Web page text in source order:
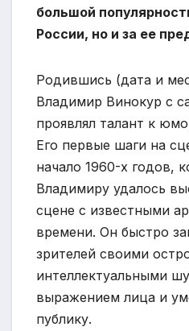
большой
России, но и за ее
Родившись (дата и
Владимир Винокур с
проявлял талант к
Его первые шаги на
начало 1960-х годов,
Владимиру удалось
сцене с известными
времени. Он быстро
зрителей своими
интеллектуальными
выражением лица и
публику.